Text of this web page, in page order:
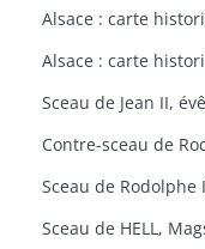
Alsace : carte
Alsace : carte
Sceau de Jean II,
Contre-sceau de
Sceau de Rodolphe
Sceau de HELL,